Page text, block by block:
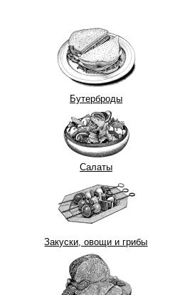
Бутерброды
Салаты
Закуски, овощи и грибы